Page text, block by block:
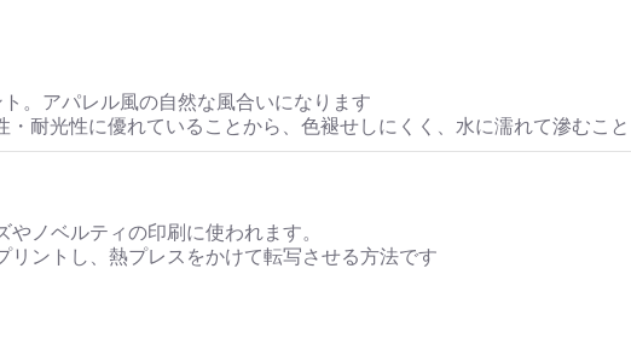
。アパレル風の自然な風合いになります
耐光性に優れていることから、色褪せしにくく、水に濡れて滲むこと
ノベルティの印刷に使われます。
リントし、熱プレスをかけて転写させる方法です